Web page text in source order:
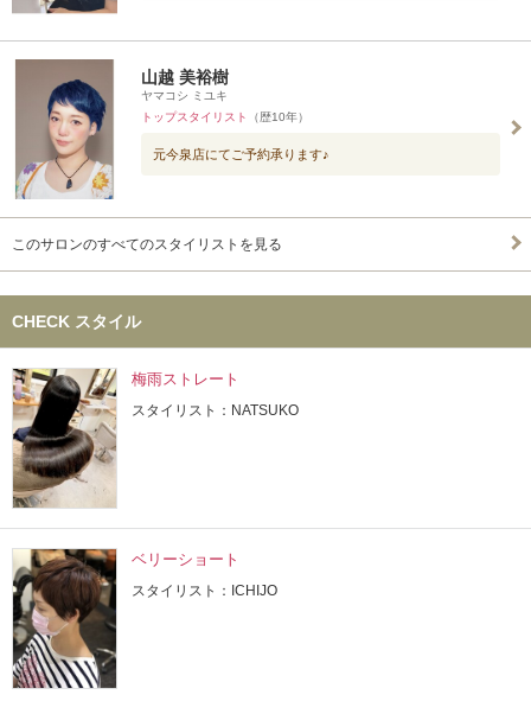
山越 美裕樹
ヤマコシ ミユキ
トップスタイリスト
（歴10年）
元今泉店にてご予約承ります♪
このサロンのすべてのスタイリストを見る
CHECK スタイル
梅雨ストレート
スタイリスト：NATSUKO
ベリーショート
スタイリスト：ICHIJO